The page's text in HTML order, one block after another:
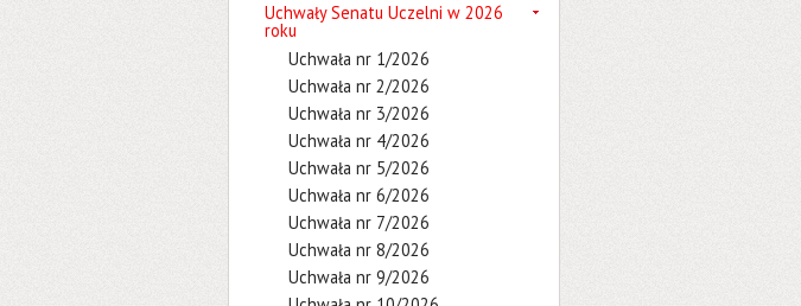
Uchwały Senatu Uczelni w 2026
roku
Uchwała nr 1/2026
Uchwała nr 2/2026
Uchwała nr 3/2026
Uchwała nr 4/2026
Uchwała nr 5/2026
Uchwała nr 6/2026
Uchwała nr 7/2026
Uchwała nr 8/2026
Uchwała nr 9/2026